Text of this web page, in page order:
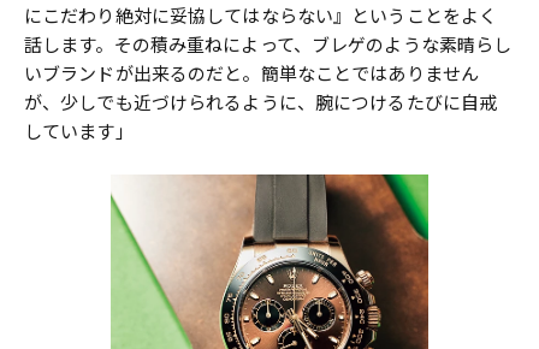
にこだわり絶対に妥協してはならない』ということをよく
話します。その積み重ねによって、ブレゲのような素晴らし
いブランドが出来るのだと。簡単なことではありません
が、少しでも近づけられるように、腕につけるたびに自戒
しています」